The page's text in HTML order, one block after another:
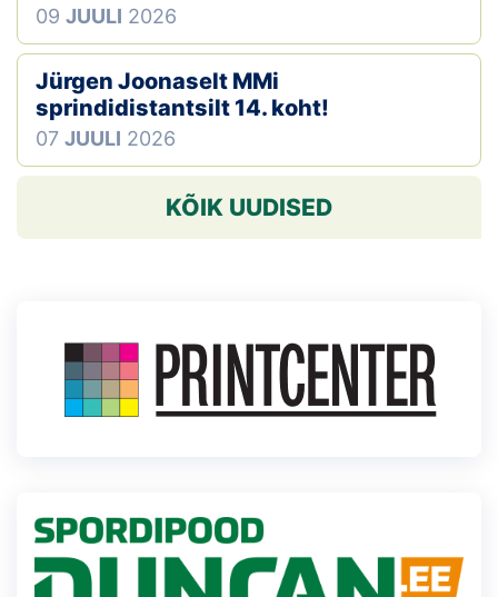
09 JUULI 2026
Jürgen Joonaselt MMi
sprindidistantsilt 14. koht!
07 JUULI 2026
KÕIK UUDISED